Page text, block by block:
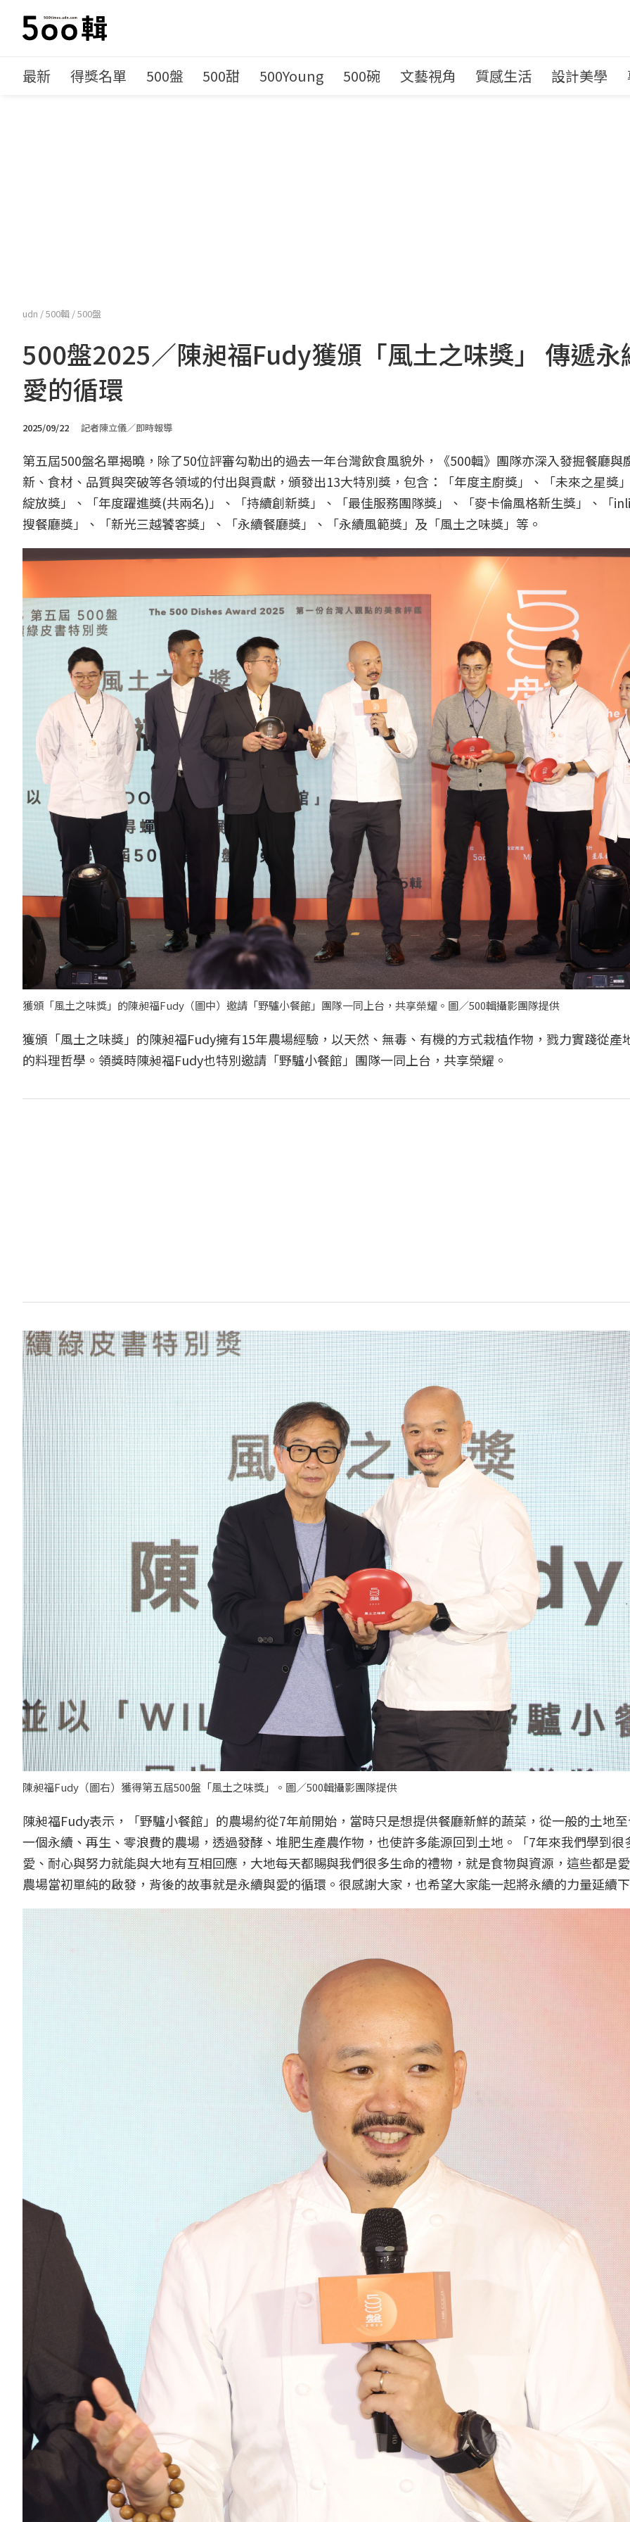
最新 得獎名單 500盤 500甜 500Young 500碗 文藝視角 質感生活 設計美學
udn /500輯 /500盤
500盤2025／陳昶福Fudy獲頒「風土之味獎」 傳遞永
愛的循環
2025/09/22 記者陳立儀／即時報導
第五屆500盤名單揭曉，除了50位評審勾勒出的過去一年台灣飲食風貌外，《500輯》團隊亦深入發掘餐廳與
新、食材、品質與突破等各領域的付出與貢獻，頒發出13大特別獎，包含：「年度主廚獎」、「未來之星獎
綻放獎」、「年度躍進獎(共兩名)」、「持續創新獎」、「最佳服務團隊獎」、「麥卡倫風格新生獎」、「
搜餐廳獎」、「新光三越饕客獎」、「永續餐廳獎」、「永續風範獎」及「風土之味獎」等。
獲頒「風土之味獎」的陳昶福Fudy（圖中）邀請「野驢小餐館」團隊一同上台，共享榮耀。圖／500輯攝影團隊提供
獲頒「風土之味獎」的陳昶福Fudy擁有15年農場經驗，以天然、無毒、有機的方式栽植作物，戮力實踐從產
的料理哲學。領獎時陳昶福Fudy也特別邀請「野驢小餐館」團隊一同上台，共享榮耀。
陳昶福Fudy（圖右）獲得第五屆500盤「風土之味獎」。圖／500輯攝影團隊提供
陳昶福Fudy表示，「野驢小餐館」的農場約從7年前開始，當時只是想提供餐廳新鮮的蔬菜，從一般的土地
一個永續、再生、零浪費的農場，透過發酵、堆肥生產農作物，也使許多能源回到土地。「7年來我們學到很
愛、耐心與努力就能與大地有互相回應，大地每天都賜與我們很多生命的禮物，就是食物與資源，這些都是
農場當初單純的啟發，背後的故事就是永續與愛的循環。很感謝大家，也希望大家能一起將永續的力量延續